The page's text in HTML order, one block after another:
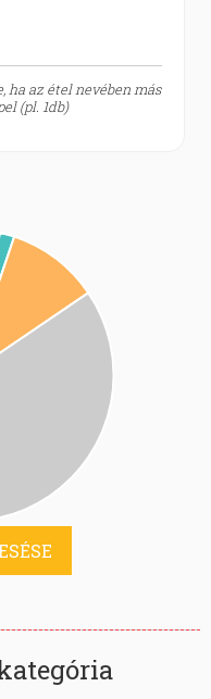
az étel nevében más
(pl. 1db)